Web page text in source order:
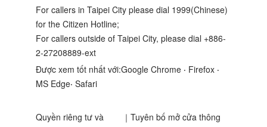
For callers in Taipei City please dial 1999(Chinese)
for the Citizen Hotline;
For callers outside of Taipei City, please dial +886-
2-27208889-ext
Được xem tốt nhất với:Google Chrome ‧ Firefox ‧
MS Edge‧ Safari
Quyền riêng tư và
｜ Tuyên bố mở cửa thông